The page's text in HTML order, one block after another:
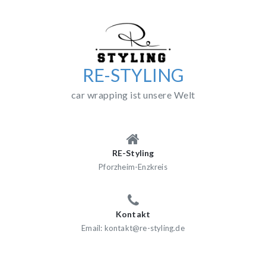
RE-STYLING
car wrapping ist unsere Welt
RE-Styling
Pforzheim-Enzkreis
Kontakt
Email: kontakt@re-styling.de